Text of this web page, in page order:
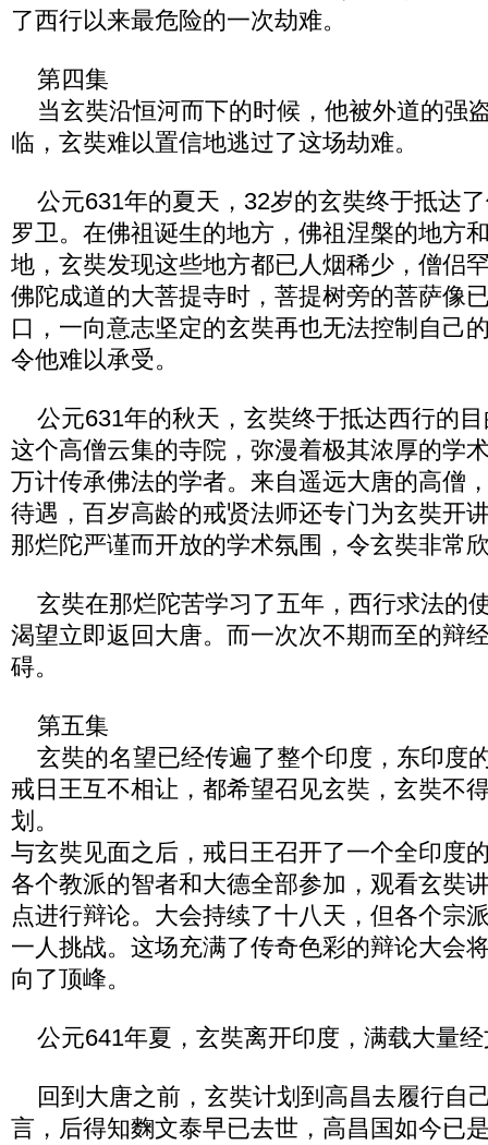
了西行以来最危险的一次劫难。
第四集
当玄奘沿恒河而下的时候，他被外道的强
临，玄奘难以置信地逃过了这场劫难。
公元631年的夏天，32岁的玄奘终于抵达
罗卫。在佛祖诞生的地方，佛祖涅槃的地方
地，玄奘发现这些地方都已人烟稀少，僧侣
佛陀成道的大菩提寺时，菩提树旁的菩萨像
口，一向意志坚定的玄奘再也无法控制自己
令他难以承受。
公元631年的秋天，玄奘终于抵达西行的
这个高僧云集的寺院，弥漫着极其浓厚的学
万计传承佛法的学者。来自遥远大唐的高僧
待遇，百岁高龄的戒贤法师还专门为玄奘开
那烂陀严谨而开放的学术氛围，令玄奘非常
玄奘在那烂陀苦学习了五年，西行求法的
渴望立即返回大唐。而一次次不期而至的辩
碍。
第五集
玄奘的名望已经传遍了整个印度，东印度
戒日王互不相让，都希望召见玄奘，玄奘不
划。
与玄奘见面之后，戒日王召开了一个全印度
各个教派的智者和大德全部参加，观看玄奘
点进行辩论。大会持续了十八天，但各个宗
一人挑战。这场充满了传奇色彩的辩论大会
向了顶峰。
公元641年夏，玄奘离开印度，满载大量
回到大唐之前，玄奘计划到高昌去履行自
言，后得知麴文泰早已去世，高昌国如今已